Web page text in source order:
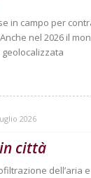
in campo per
nel 2026 il
2026
città
dell’aria